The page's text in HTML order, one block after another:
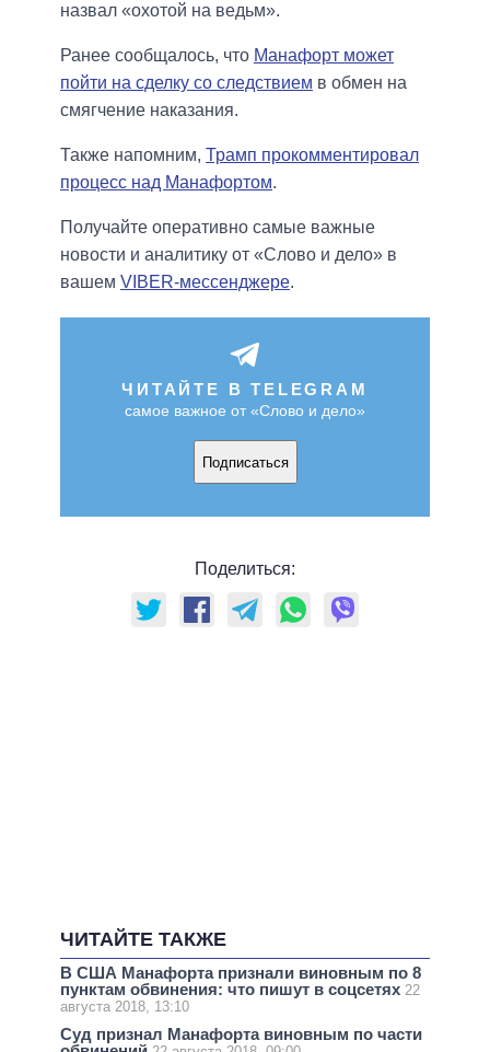
назвал «охотой на ведьм».
Ранее сообщалось, что Манафорт может
пойти на сделку со следствием в обмен на
смягчение наказания.
Также напомним, Трамп прокомментировал
процесс над Манафортом.
Получайте оперативно самые важные
новости и аналитику от «Слово и дело» в
вашем VIBER-мессенджере.
ЧИТАЙТЕ В TELEGRAM
самое важное от «Слово и дело»
Подписаться
Поделиться:
ЧИТАЙТЕ ТАКЖЕ
В США Манафорта признали виновным по 8
пунктам обвинения: что пишут в соцсетях 22
августа 2018, 13:10
Суд признал Манафорта виновным по части